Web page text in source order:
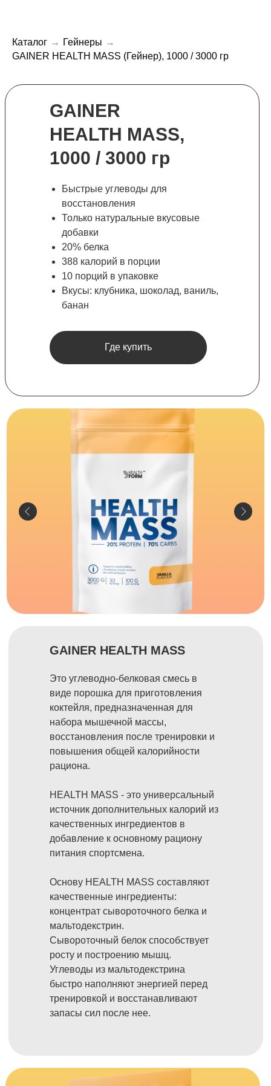
Каталог → Гейнеры →
GAINER HEALTH MASS (Гейнер), 1000 / 3000 гр
Это углеводно-белковая смесь в
виде порошка для приготовления
коктейля, предназначенная для
набора мышечной массы,
восстановления после тренировки и
повышения общей калорийности
рациона.
HEALTH MASS - это универсальный
источник дополнительных калорий из
качественных ингредиентов в
добавление к основному рациону
питания спортсмена.
Основу HEALTH MASS составляют
качественные ингредиенты:
концентрат сывороточного белка и
мальтодекстрин.
Сывороточный белок способствует
росту и построению мышц.
Углеводы из мальтодекстрина
быстро наполняют энергией перед
тренировкой и восстанавливают
запасы сил после нее.
GAINER HEALTH MASS
Быстрые углеводы для
восстановления
Только натуральные вкусовые
добавки
20% белка
388 калорий в порции
10 порций в упаковке
Вкусы: клубника, шоколад, ваниль,
банан
GAINER
HEALTH MASS,
1000 / 3000 гр
Где купить